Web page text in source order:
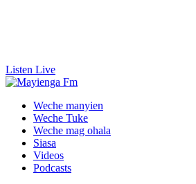
Listen Live
Weche manyien
Weche Tuke
Weche mag ohala
Siasa
Videos
Podcasts